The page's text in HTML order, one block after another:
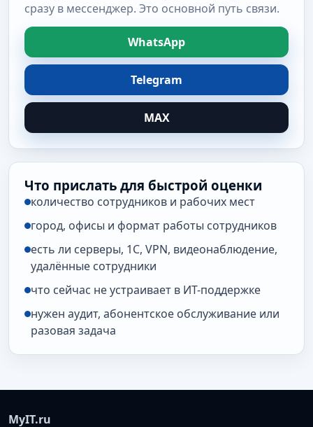
сразу в мессенджер. Это основной путь связи.
WhatsApp
Telegram
MAX
Что прислать для быстрой оценки
количество сотрудников и рабочих мест
город, офисы и формат работы сотрудников
есть ли серверы, 1С, VPN, видеонаблюдение,
удалённые сотрудники
что сейчас не устраивает в ИТ-поддержке
нужен аудит, абонентское обслуживание или
разовая задача
MyIT.ru